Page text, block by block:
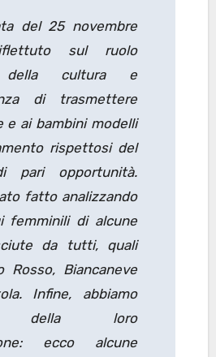
del 25 novembre
sul ruolo
della cultura e
di trasmettere
e ai bambini modelli
rispettosi del
pari opportunità.
fatto analizzando
femminili di alcune
da tutti, quali
Rosso, Biancaneve
Infine, abbiamo
della loro
ecco alcune